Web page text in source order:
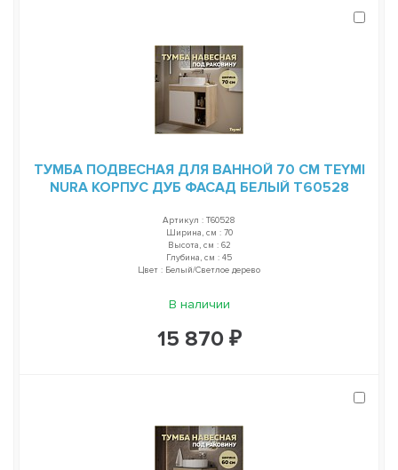
ТУМБА ПОДВЕСНАЯ ДЛЯ ВАННОЙ 70 СМ TEYMI
NURA КОРПУС ДУБ ФАСАД БЕЛЫЙ T60528
Артикул : T60528
Ширина, см : 70
Высота, см : 62
Глубина, см : 45
Цвет : Белый/Светлое дерево
В наличии
15 870 ₽